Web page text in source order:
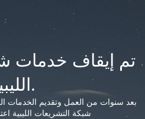
تم إيقاف خدمات
الليبية.
بعد سنوات من العمل وتقديم الخدمات
شبكة التشريعات الليبية